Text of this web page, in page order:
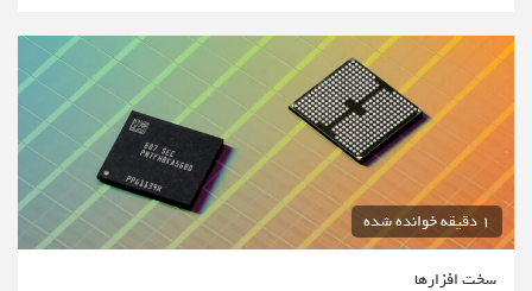
1 دقیقه خوانده شده
سخت افزارها